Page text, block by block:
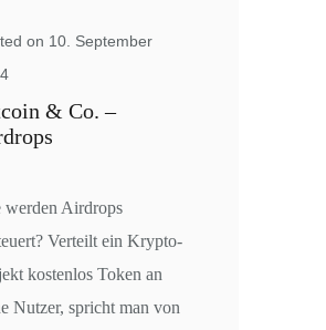
on 10. September
& Co. –
werden Airdrops
Verteilt ein Krypto-
kostenlos Token an
Nutzer, spricht man von